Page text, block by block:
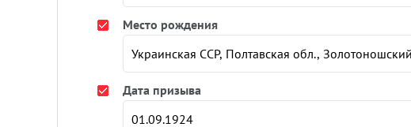
Место рождения
Дата призыва